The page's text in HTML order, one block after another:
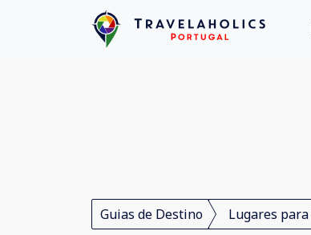
Guias de Destino Lugares